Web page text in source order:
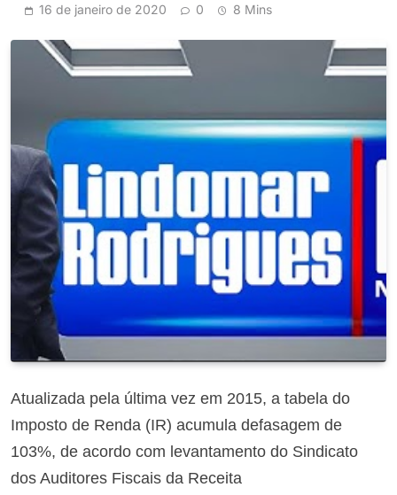
16 de janeiro de 2020 0 8 Mins
Atualizada pela última vez em 2015, a tabela do
Imposto de Renda (IR) acumula defasagem de
103%, de acordo com levantamento do Sindicato
dos Auditores Fiscais da Receita